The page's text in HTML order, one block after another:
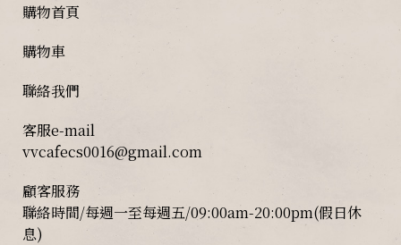
購物首頁
購物車
聯絡我們
客服e-mail
vvcafecs0016@gmail.com
顧客服務
聯絡時間/每週一至每週五/09:00am-20:00pm(假日休
息)